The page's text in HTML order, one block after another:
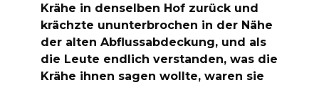
Krähe in denselben Hof zurück und
krächzte ununterbrochen in der Nähe
der alten Abflussabdeckung, und als
die Leute endlich verstanden, was die
Krähe ihnen sagen wollte, waren sie